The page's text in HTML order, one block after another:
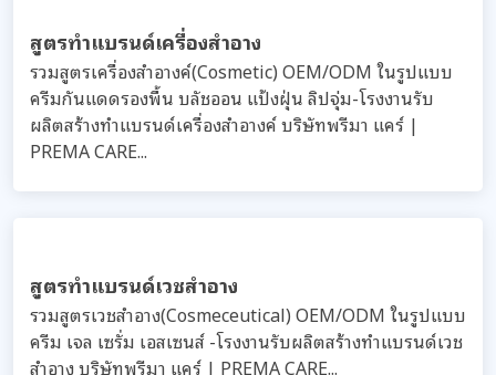
สูตรทำแบรนด์เครื่องสำอาง
รวมสูตรเครื่องสำอางค์(Cosmetic) OEM/ODM ในรูปแบบ
ครีมกันแดดรองพื้น บลัชออน แป้งฝุ่น ลิปจุ่ม-โรงงานรับ
ผลิตสร้างทำแบรนด์เครื่องสำอางค์ บริษัทพรีมา แคร์ |
PREMA CARE...
สูตรทำแบรนด์เวชสำอาง
รวมสูตรเวชสำอาง(Cosmeceutical) OEM/ODM ในรูปแบบ
ครีม เจล เซรั่ม เอสเซนส์ -โรงงานรับผลิตสร้างทำแบรนด์เวช
สำอาง บริษัทพรีมา แคร์ | PREMA CARE...